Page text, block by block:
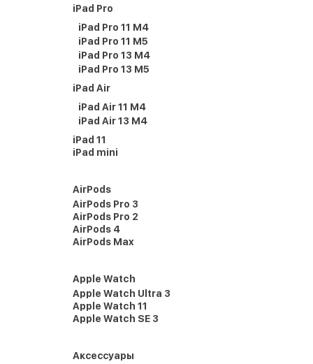
iPad Pro
iPad Pro 11 M4
iPad Pro 11 M5
iPad Pro 13 M4
iPad Pro 13 M5
iPad Air
iPad Air 11 M4
iPad Air 13 M4
iPad 11
iPad mini
AirPods
AirPods Pro 3
AirPods Pro 2
AirPods 4
AirPods Max
Apple Watch
Apple Watch Ultra 3
Apple Watch 11
Apple Watch SE 3
Аксессуары